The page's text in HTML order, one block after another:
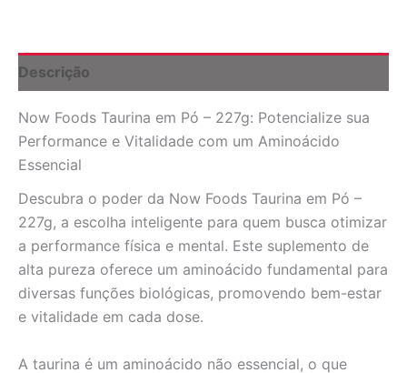
Bem-
Estar
o
Seu
quantidade
Descrição
Now Foods Taurina em Pó – 227g: Potencialize sua
Performance e Vitalidade com um Aminoácido
Essencial
Descubra o poder da Now Foods Taurina em Pó –
227g, a escolha inteligente para quem busca otimizar
a performance física e mental. Este suplemento de
alta pureza oferece um aminoácido fundamental para
diversas funções biológicas, promovendo bem-estar
e vitalidade em cada dose.
A taurina é um aminoácido não essencial, o que